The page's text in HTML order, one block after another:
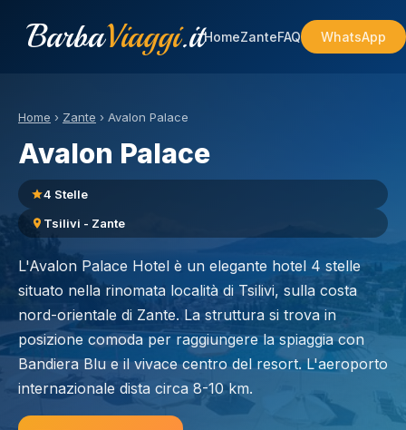
BarbaViaggi.itHomeZanteFAQ WhatsApp
Home › Zante › Avalon Palace
Avalon Palace
4 Stelle
Tsilivi - Zante
L'Avalon Palace Hotel è un elegante hotel 4 stelle
situato nella rinomata località di Tsilivi, sulla costa
nord-orientale di Zante. La struttura si trova in
posizione comoda per raggiungere la spiaggia con
Bandiera Blu e il vivace centro del resort. L'aeroporto
internazionale dista circa 8-10 km.